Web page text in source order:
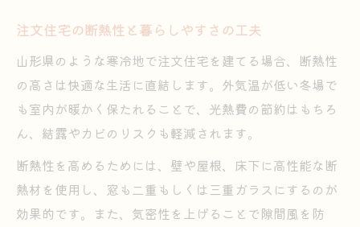
注文住宅の断熱性と暮らしやすさの工夫
山形県のような寒冷地で注文住宅を建てる場合、断熱性
の高さは快適な生活に直結します。外気温が低い冬場で
も室内が暖かく保たれることで、光熱費の節約はもちろ
ん、結露やカビのリスクも軽減されます。
断熱性を高めるためには、壁や屋根、床下に高性能な断
熱材を使用し、窓も二重もしくは三重ガラスにするのが
効果的です。また、気密性を上げることで隙間風を防